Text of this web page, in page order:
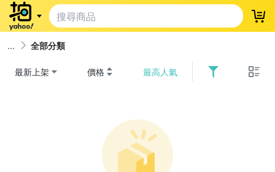
登
全部分類
最新上架 價格 最高人氣